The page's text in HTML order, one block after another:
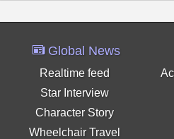
Global News
Realtime feed
Star Interview
Character Story
Wheelchair Travel